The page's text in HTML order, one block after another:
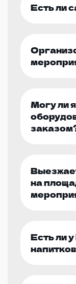
Есть ли
Могу ли
на
Есть ли